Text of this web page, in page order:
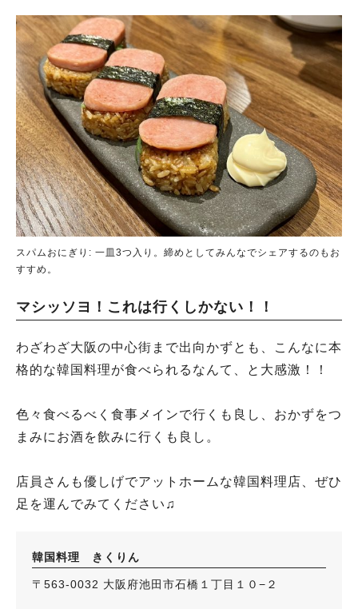
スパムおにぎり: 一皿3つ入り。締めとしてみんなでシェアするのもお
すすめ。
マシッソヨ！これは行くしかない！！
わざわざ大阪の中心街まで出向かずとも、こんなに本
格的な韓国料理が食べられるなんて、と大感激！！
色々食べるべく食事メインで行くも良し、おかずをつ
まみにお酒を飲みに行くも良し。
店員さんも優しげでアットホームな韓国料理店、ぜひ
足を運んでみてください♫
韓国料理 きくりん
〒563-0032 大阪府池田市石橋１丁目１０−２